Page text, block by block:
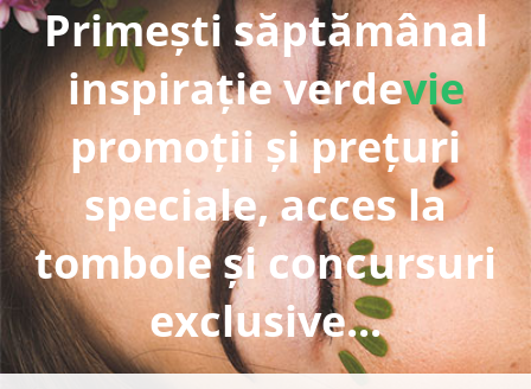
Primești săptămânal
inspirație verdevie
promoții și prețuri
speciale, acces la
tombole și concursuri
exclusive...